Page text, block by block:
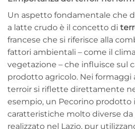
Un aspetto fondamentale che
a latte crudo è il concetto di
francese che si riferisce alla
fattori ambientali – come il
vegetazione – che influisce sul
prodotto agricolo. Nei formaggi
terroir si riflette direttamente
esempio, un Pecorino prodotto
caratteristiche molto diverse
realizzato nel Lazio, pur